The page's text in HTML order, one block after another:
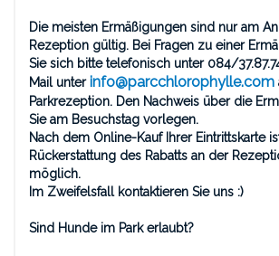
Die meisten Ermäßigungen sind nur am
Rezeption gültig. Bei Fragen zu einer
Sie sich bitte telefonisch unter 084/
Mail unter info@parcchlorophylle.com
Parkrezeption. Den Nachweis über die
Sie am Besuchstag vorlegen.
Nach dem Online-Kauf Ihrer Eintrittskarte
Rückerstattung des Rabatts an der
möglich.
Im Zweifelsfall kontaktieren Sie uns :)
Sind Hunde im Park erlaubt?